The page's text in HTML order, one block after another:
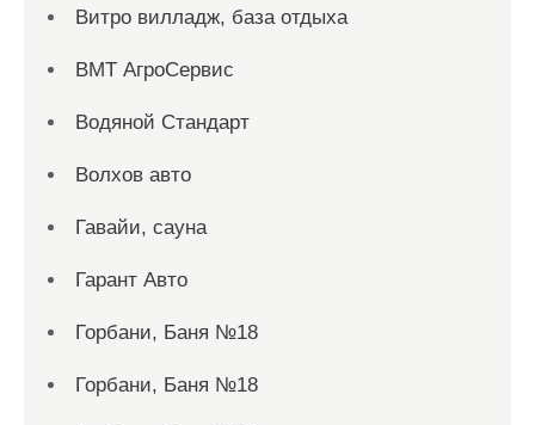
Витро вилладж, база отдыха
ВМТ АгроСервис
Водяной Стандарт
Волхов авто
Гавайи, сауна
Гарант Авто
Горбани, Баня №18
Горбани, Баня №18